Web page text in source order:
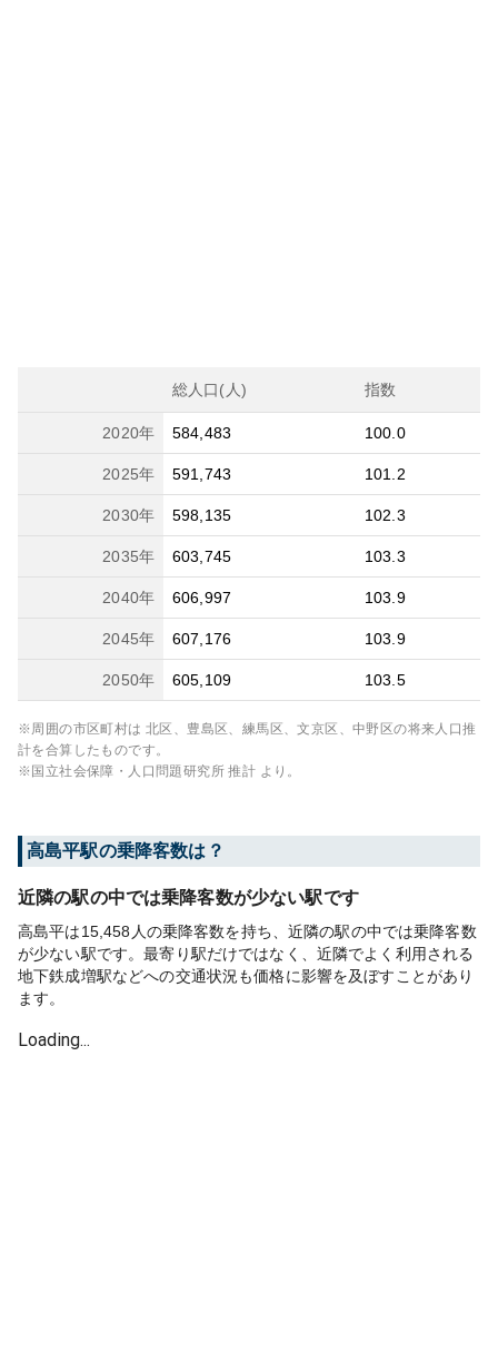
総人口(人) 指数
2020年 584,483 100.0
2025年 591,743 101.2
2030年 598,135 102.3
2035年 603,745 103.3
2040年 606,997 103.9
2045年 607,176 103.9
2050年 605,109 103.5
※周囲の市区町村は 北区、豊島区、練馬区、文京区、中野区の将来人口推
計を合算したものです。
※国立社会保障・人口問題研究所 推計 より。
高島平駅の乗降客数は？
近隣の駅の中では乗降客数が少ない駅です
高島平は15,458人の乗降客数を持ち、近隣の駅の中では乗降客数
が少ない駅です。最寄り駅だけではなく、近隣でよく利用される
地下鉄成増駅などへの交通状況も価格に影響を及ぼすことがあり
ます。
Loading...